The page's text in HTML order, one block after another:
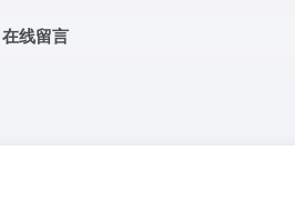
在线留言